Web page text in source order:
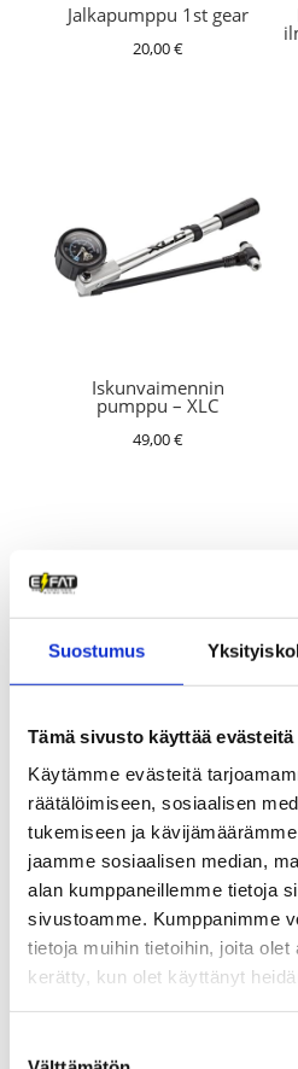
Suostumus
Tämä sivusto käyttää evästeitä
Käytämme evästeitä
räätälöimiseen, sosiaalisen
tukemiseen ja
jaamme sosiaalisen median,
alan kumppaneillemme tietoja
sivustoamme. Kumppanimme
tietoja muihin tietoihin, joita olet
kerätty, kun olet käyttänyt
Jalkapumppu 1st gear
20,00€
Iskunvaimennin
pumppu – XLC
49,00€
Satulat
Foam Leveä
35,00€